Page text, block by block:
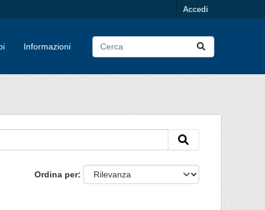
Accedi
Informazioni
Ordina per